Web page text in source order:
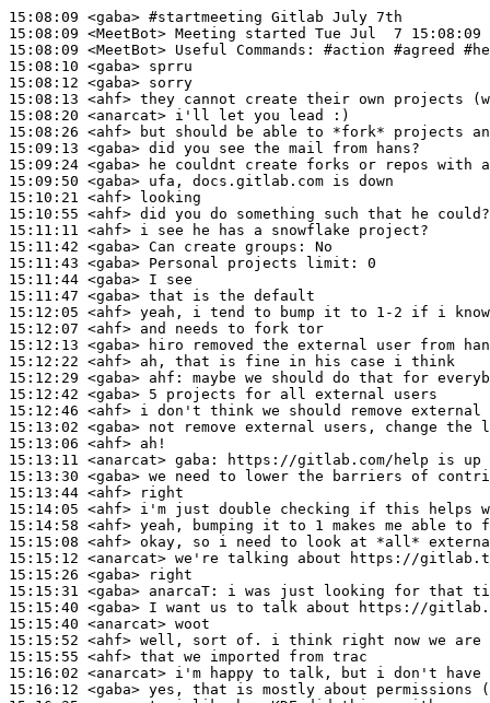
15:08:09 <gaba> #startmeeting Gitlab July 7th
15:08:09 <MeetBot>
15:08:09 <MeetBot>
15:08:10 <gaba>
15:08:12 <gaba>
15:08:13 <ahf>
15:08:20 <anarcat>
15:08:26 <ahf>
15:09:13 <gaba>
15:09:24 <gaba>
15:09:50 <gaba>
15:10:21 <ahf>
15:10:55 <ahf>
15:11:11 <ahf>
15:11:42 <gaba>
15:11:43 <gaba>
15:11:44 <gaba>
15:11:47 <gaba>
15:12:05 <ahf>
15:12:07 <ahf>
15:12:13 <gaba>
15:12:22 <ahf>
15:12:29 <gaba> ahf:
15:12:42 <gaba>
15:12:46 <ahf>
15:13:02 <gaba>
15:13:06 <ahf>
15:13:11 <anarcat> gaba:
15:13:30 <gaba>
15:13:44 <ahf>
15:14:05 <ahf>
15:14:58 <ahf>
15:15:08 <ahf>
15:15:12 <anarcat>
15:15:26 <gaba>
15:15:31 <gaba> anarcaT:
15:15:40 <gaba>
15:15:40 <anarcat>
15:15:52 <ahf>
15:15:55 <ahf>
15:16:02 <anarcat>
15:16:12 <gaba>